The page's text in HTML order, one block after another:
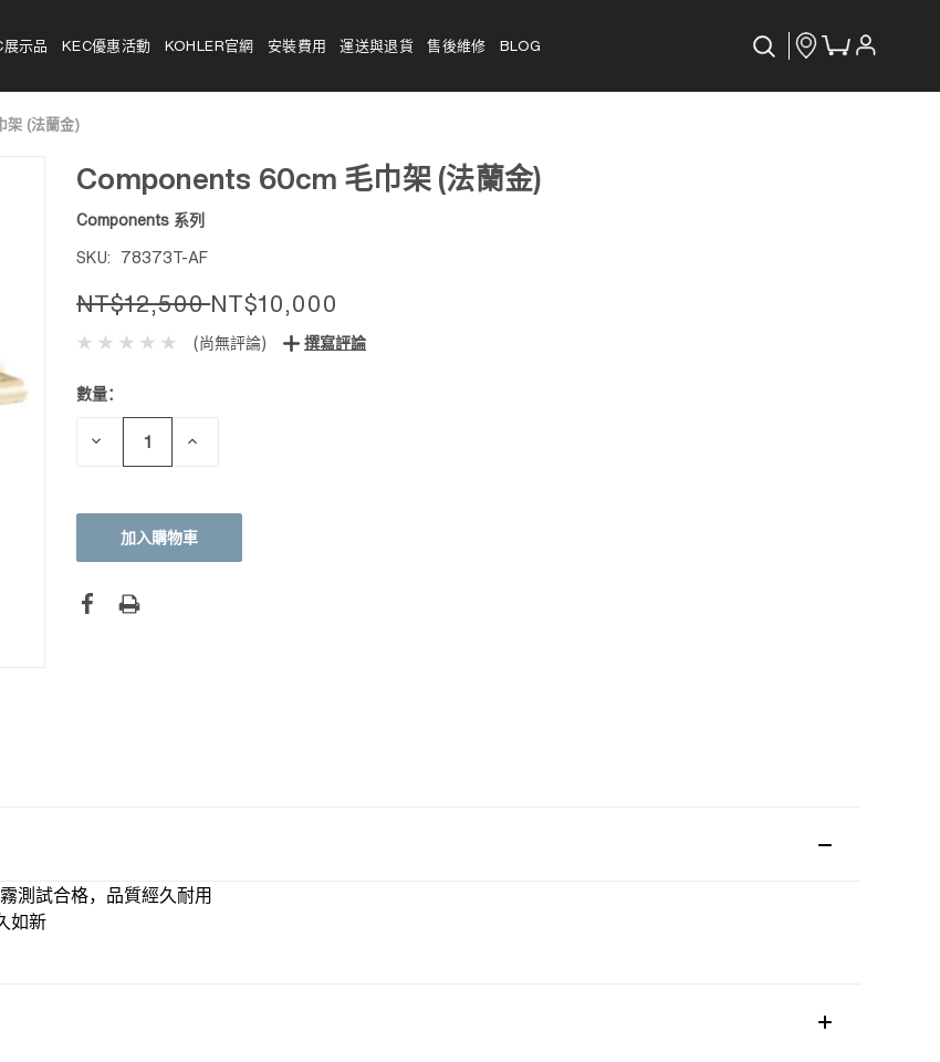
示品 KEC優惠活動 KOHLER官網 安裝費用 運送與退貨 售後維修 BLOG
架 (法蘭金)
Components 60cm 毛巾架 (法蘭金)
Components 系列
SKU: 78373T-AF
NT$12,500NT$10,000
(尚無評論) 撰寫評論
目前
存：
數量：
增
測試合格，品質經久耐用
如新